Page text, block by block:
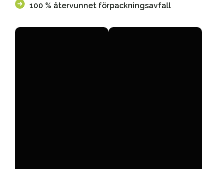
100 % återvunnet förpackningsavfall